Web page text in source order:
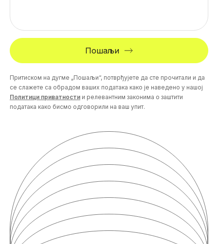
Пошаљи
Притиском на дугме „Пошаљи“, потврђујете да сте прочитали и да
се слажете са обрадом ваших података како је наведено у нашој
Политици приватности и релевантним законима о заштити
података како бисмо одговорили на ваш упит.